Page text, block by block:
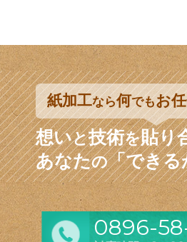
紙加工なら何でもお
想いと技術を貼り
あなたの「できる
0896-